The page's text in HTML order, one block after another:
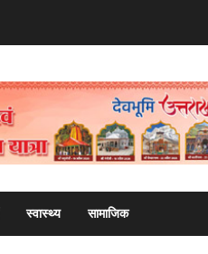
स्वास्थ्य सामाजिक